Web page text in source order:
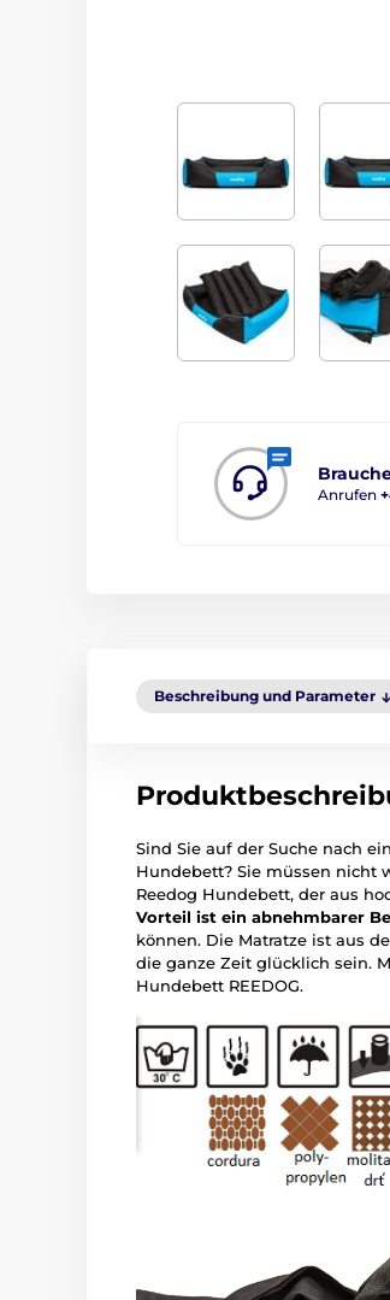
Anrufen
Beschreibung und Parameter
Sind Sie auf der Suche nach
Hundebett? Sie müssen nicht
Reedog Hundebett, der aus
Vorteil ist ein abnehmbarer
können. Die Matratze ist aus
die ganze Zeit glücklich sein.
Hundebett REEDOG.